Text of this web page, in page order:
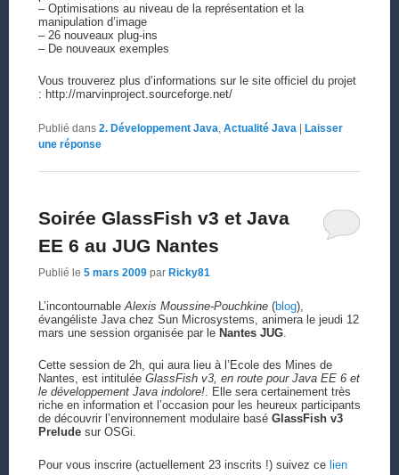
– Optimisations au niveau de la représentation et la
manipulation d’image
– 26 nouveaux plug-ins
– De nouveaux exemples
Vous trouverez plus d’informations sur le site officiel du projet
: http://marvinproject.sourceforge.net/
Publié dans 2. Développement Java Actualité Java | Laisser
une réponse
Soirée GlassFish v3 et Java
EE 6 au JUG Nantes
Publié le 5 mars 2009 par Ricky81
L’incontournableAlexis Moussine-Pouchkine(blog),
évangéliste Java chez Sun Microsystems, animera le jeudi 12
mars une session organisée par le Nantes JUG.
Cette session de 2h, qui aura lieu à l’Ecole des Mines de
Nantes, est intitulée GlassFish v3, en route pour Java EE 6 et
le développement Java indolore!. Elle sera certainement très
riche en information et l’occasion pour les heureux participants
de découvrir l’environnement modulaire basé GlassFish v3
Preludesur OSGi.
Pour vous inscrire (actuellement 23 inscrits !) suivez ce lien